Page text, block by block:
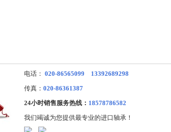
电话： 020-86565099 13392689298
传真： 020-86361387
24小时销售服务热线： 18578786582
我们竭诚为您提供最专业的进口轴承！